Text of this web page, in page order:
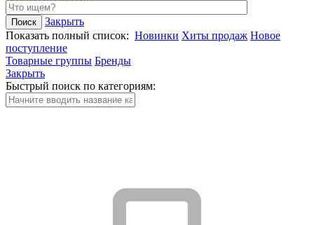
Закрыть
Показать полный список: Новинки Хиты продаж Новое
поступление
Товарные группы Бренды
Закрыть
Быстрый поиск по категориям: